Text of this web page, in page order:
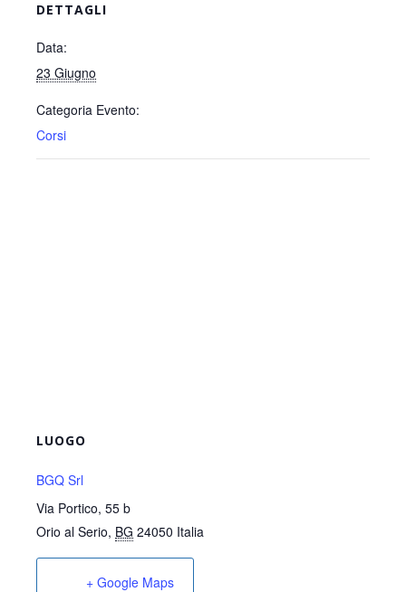
DETTAGLI
Data:
23 Giugno
Categoria Evento:
Corsi
LUOGO
BGQ Srl
Via Portico, 55 b
Orio al Serio, BG 24050 Italia
+ Google Maps